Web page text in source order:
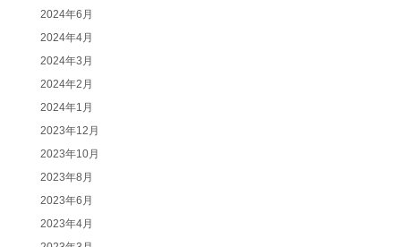
2024年6月
2024年4月
2024年3月
2024年2月
2024年1月
2023年12月
2023年10月
2023年8月
2023年6月
2023年4月